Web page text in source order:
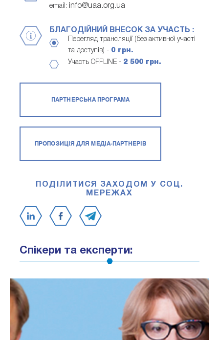
email: info@uaa.org.ua
БЛАГОДІЙНИЙ ВНЕСОК ЗА УЧАСТЬ :
Перегляд трансляції (без активної участі
та доступів) - 0 грн.
Участь OFFLINE - 2 500 грн.
ПАРТНЕРСЬКА ПРОГРАМА
ПРОПОЗИЦІЯ ДЛЯ МЕДІА-ПАРТНЕРІВ
ПОДІЛИТИСЯ ЗАХОДОМ У СОЦ.
МЕРЕЖАХ
Спікери та експерти: